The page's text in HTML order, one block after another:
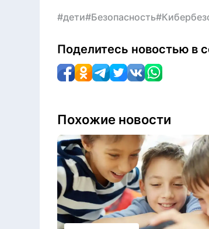
#дети#Безопасность
Поделитесь новостью в
Похожие новости